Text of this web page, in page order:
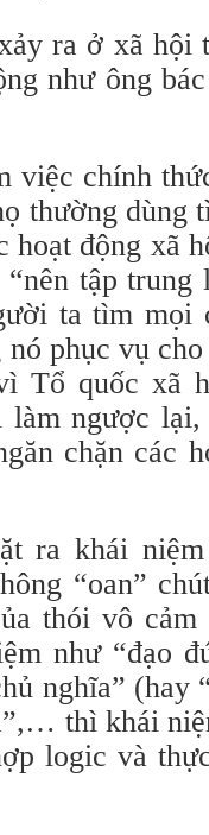
ra ở xã hội
như ông
việc chính
thường dùng
hoạt động xã
tập
ta tìm mọi
nó phục vụ
Tổ quốc xã
ngược
chặn các
ra khái
“oan”
thói vô
như “đạo
nghĩa” (hay
thì khái
logic và